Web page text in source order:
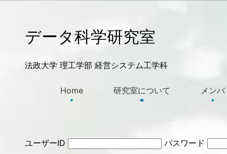
データ科学研究室
法政大学 理工学部 経営システム工学科
Home 研究室について メンバ
ユーザーID パスワード